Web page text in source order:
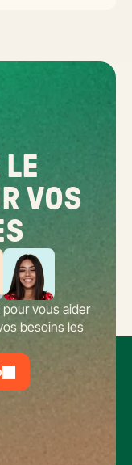
VOS
vous aider
besoins les